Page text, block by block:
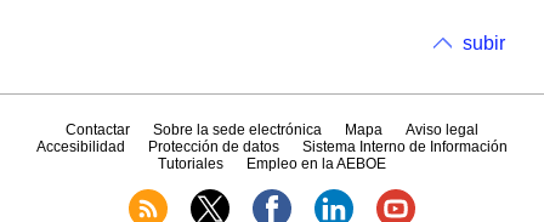
subir
Contactar Sobre la sede electrónica Mapa
Aviso legal
Accesibilidad
Protección de datos
Sistema Interno de Información
Tutoriales
Empleo en la AEBOE